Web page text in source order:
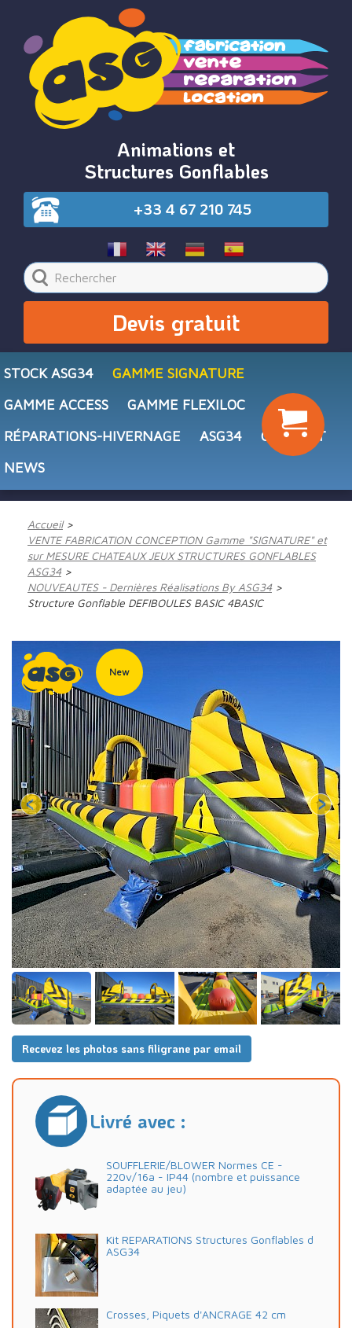
Animations et
Structures Gonflables
+33 4 67 210 745
Devis gratuit
STOCK ASG34
GAMME SIGNATURE
GAMME ACCESS
GAMME FLEXILOC
RÉPARATIONS-HIVERNAGE
ASG34
CONTACT
NEWS
Accueil
VENTE FABRICATION CONCEPTION Gamme "SIGNATURE" et
sur MESURE CHATEAUX JEUX STRUCTURES GONFLABLES
ASG34
NOUVEAUTES - Dernières Réalisations By ASG34
Structure Gonflable DEFIBOULES BASIC 4BASIC
Recevez les photos sans filigrane par email
New
Livré avec :
SOUFFLERIE/BLOWER Normes CE -
220v/16a - IP44 (nombre et puissance
adaptée au jeu)
Kit REPARATIONS Structures Gonflables d
ASG34
Crosses, Piquets d'ANCRAGE 42 cm